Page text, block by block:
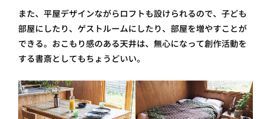
また、平屋デザインながらロフトも設けられるので、子ども
部屋にしたり、ゲストルームにしたり、部屋を増やすことが
できる。おこもり感のある天井は、無心になって創作活動を
する書斎としてもちょうどいい。